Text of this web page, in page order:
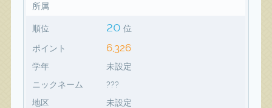
所属
順位 20 位
ポイント 6,326
学年
未設定
ニックネーム
???
地区
未設定